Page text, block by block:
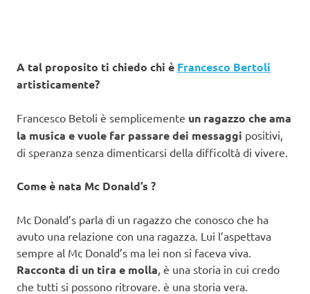
A tal proposito ti chiedo chi è Francesco Bertoli
artisticamente?
Francesco Betoli è semplicemente un ragazzo che ama
la musica e vuole far passare dei messaggi positivi,
di speranza senza dimenticarsi della difficoltà di vivere.
Come è nata Mc Donald’s ?
Mc Donald’s parla di un ragazzo che conosco che ha
avuto una relazione con una ragazza. Lui l’aspettava
sempre al Mc Donald’s ma lei non si faceva viva.
Racconta di un tira e molla , è una storia in cui credo
che tutti si possono ritrovare. è una storia vera.